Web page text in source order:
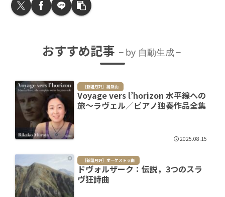
おすすめ記事 by 自動生成
［新譜月評］鍵盤曲
Voyage vers l’horizon 水平線への
旅～ラヴェル／ピアノ独奏作品全集
2025.08.15
［新譜月評］オーケストラ曲
ドヴォルザーク：伝説，3つのスラ
ヴ狂詩曲